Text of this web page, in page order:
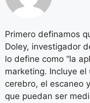
Primero definamos
Doley, investigador
lo define como “la
marketing. Incluye
cerebro, el escaneo
que puedan ser